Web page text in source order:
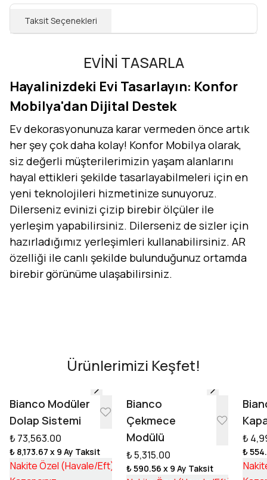
Taksit Seçenekleri
EVİNİ TASARLA
Hayalinizdeki Evi Tasarlayın: Konfor
Mobilya'dan Dijital Destek
Ev dekorasyonunuza karar vermeden önce artık
her şey çok daha kolay! Konfor Mobilya olarak,
siz değerli müşterilerimizin yaşam alanlarını
hayal ettikleri şekilde tasarlayabilmeleri için en
yeni teknolojileri hizmetinize sunuyoruz.
Dilerseniz evinizi çizip birebir ölçüler ile
yerleşim yapabilirsiniz. Dilerseniz de sizler için
hazırladığımız yerleşimleri kullanabilirsiniz. AR
özelliği ile canlı şekilde bulunduğunuz ortamda
birebir görünüme ulaşabilirsiniz.
Tasarıma Başla
Ürünlerimizi Keşfet!
Bianco Modüler
Dolap Sistemi
₺ 73,563.00
₺ 8,173.67 x 9 Ay Taksit
Nakite Özel (Havale/Eft) ₺ 55,253.17
Bianco
Çekmece
Modülü
₺ 5,315.00
₺ 590.56 x 9 Ay Taksit
₺
₺